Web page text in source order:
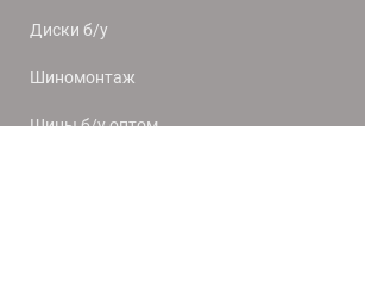
Диски б/у
Шиномонтаж
Шины б/у оптом